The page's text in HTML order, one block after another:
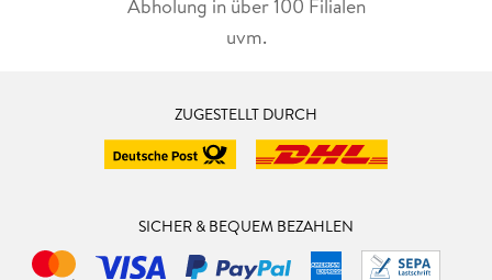
Abholung in über 100 Filialen
uvm.
ZUGESTELLT DURCH
SICHER & BEQUEM BEZAHLEN